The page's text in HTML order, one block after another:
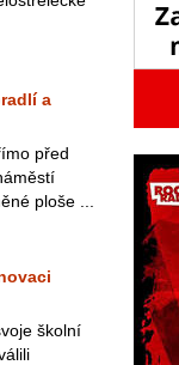
a
před
ploše ...
školní